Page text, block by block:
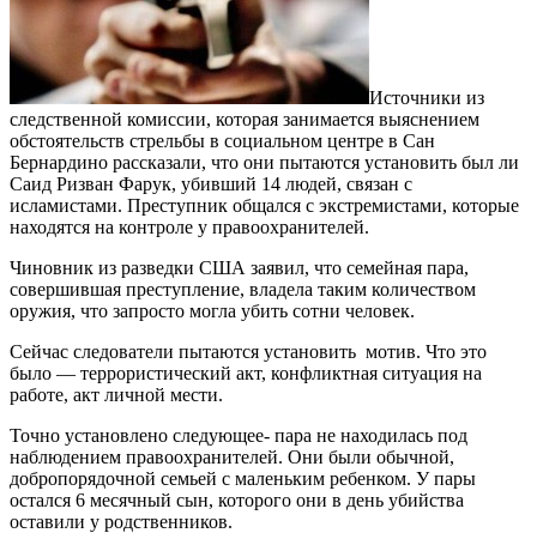
Источники из
следственной комиссии, которая занимается выяснением
обстоятельств стрельбы в социальном центре в Сан
Бернардино рассказали, что они пытаются установить был ли
Саид Ризван Фарук, убивший 14 людей, связан с
исламистами. Преступник общался с экстремистами, которые
находятся на контроле у правоохранителей.
Чиновник из разведки США заявил, что семейная пара,
совершившая преступление, владела таким количеством
оружия, что запросто могла убить сотни человек.
Сейчас следователи пытаются установить мотив. Что это
было — террористический акт, конфликтная ситуация на
работе, акт личной мести.
Точно установлено следующее- пара не находилась под
наблюдением правоохранителей. Они были обычной,
добропорядочной семьей с маленьким ребенком. У пары
остался 6 месячный сын, которого они в день убийства
оставили у родственников.